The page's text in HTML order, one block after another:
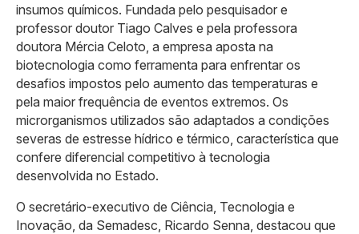
insumos químicos. Fundada pelo pesquisador e
professor doutor Tiago Calves e pela professora
doutora Mércia Celoto, a empresa aposta na
biotecnologia como ferramenta para enfrentar os
desafios impostos pelo aumento das temperaturas e
pela maior frequência de eventos extremos. Os
microrganismos utilizados são adaptados a condições
severas de estresse hídrico e térmico, característica que
confere diferencial competitivo à tecnologia
desenvolvida no Estado.
O secretário-executivo de Ciência, Tecnologia e
Inovação, da Semadesc, Ricardo Senna, destacou que